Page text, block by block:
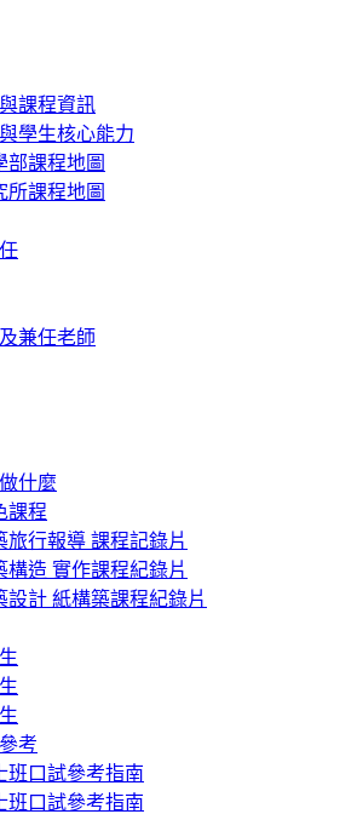
課程資訊
學生核心能力
部課程地圖
所課程地圖
兼任老師
什麼
課程
旅行報導 課程記錄片
構造 實作課程紀錄片
設計 紙構築課程紀錄片
考
班口試參考指南
班口試參考指南